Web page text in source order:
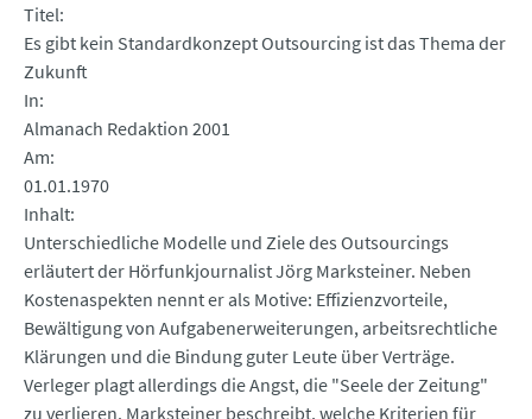
Titel
Es gibt kein Standardkonzept Outsourcing ist das Thema der
Zukunft
In
Almanach Redaktion 2001
Am
01.01.1970
Inhalt
Unterschiedliche Modelle und Ziele des Outsourcings
erläutert der Hörfunkjournalist Jörg Marksteiner. Neben
Kostenaspekten nennt er als Motive: Effizienzvorteile,
Bewältigung von Aufgabenerweiterungen, arbeitsrechtliche
Klärungen und die Bindung guter Leute über Verträge.
Verleger plagt allerdings die Angst, die "Seele der Zeitung"
zu verlieren. Marksteiner beschreibt, welche Kriterien für